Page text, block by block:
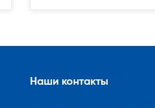
Наши контакты